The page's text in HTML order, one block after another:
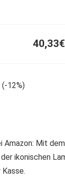
40,33€
Mit
ikonischen